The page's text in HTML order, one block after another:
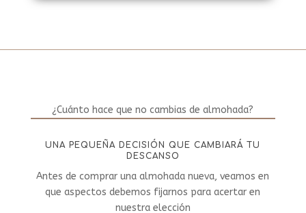
¿Cuánto hace que no cambias de almohada?
UNA PEQUEÑA DECISIÓN QUE CAMBIARÁ TU
DESCANSO
Antes de comprar una almohada nueva, veamos en
que aspectos debemos fijarnos para acertar en
nuestra elección